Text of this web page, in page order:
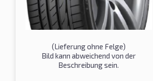
(Lieferung ohne Felge)
Bild kann abweichend von der
Beschreibung sein.